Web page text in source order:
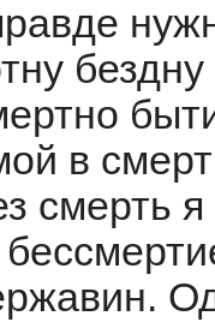
в
смерть